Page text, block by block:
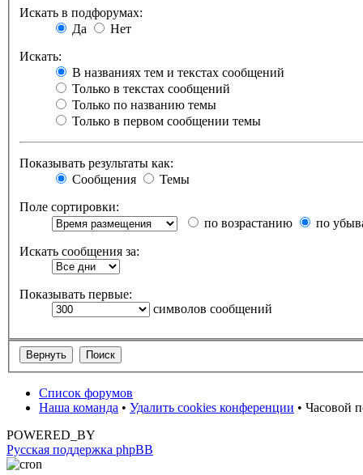
Искать в подфорумах:
Да
Нет
Искать:
В названиях тем и текстах сообщений
Только в текстах сообщений
Только по названию темы
Только в первом сообщении темы
Показывать результаты как:
Сообщения
Темы
Поле сортировки:
по возрастанию
по
Искать сообщения за:
Показывать первые:
символов сообщений
Список форумов
Наша команда • Удалить cookies конференции • Часовой
POWERED_BY
Русская поддержка phpBB